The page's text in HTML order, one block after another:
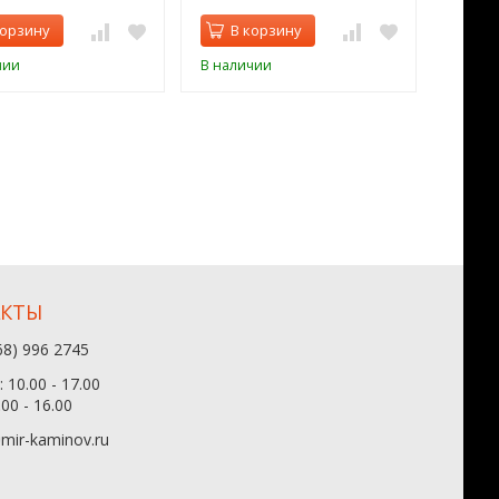
В корзину
В наличии
996 2745
10.00 - 17.00
- 16.00
kaminov.ru